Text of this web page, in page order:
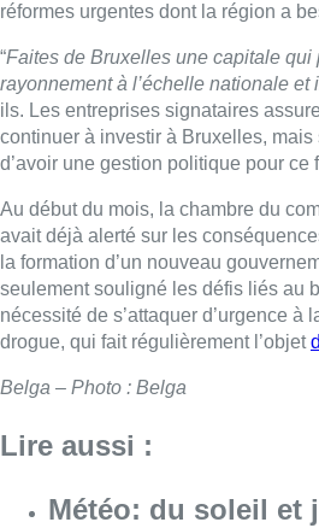
réformes urgentes dont la région a
“Faites de Bruxelles une capitale qui
rayonnement à l’échelle nationale et
ils. Les entreprises signataires
continuer à investir à Bruxelles, mais
d’avoir une gestion politique pour ce
Au début du mois, la chambre du
avait déjà alerté sur les
la formation d’un nouveau
seulement souligné les défis liés au
nécessité de s’attaquer d’urgence à
drogue, qui fait régulièrement l’objet
Belga – Photo : Belga
Lire aussi :
Météo: du soleil et